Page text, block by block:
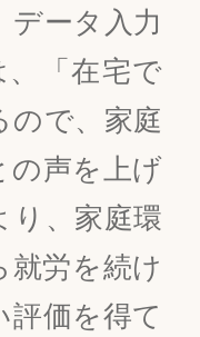
ータ入力
「在宅で
ので、家庭
の声を上げ
り、家庭環
労を続け
価を得て